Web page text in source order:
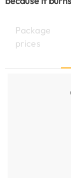
Package
prices